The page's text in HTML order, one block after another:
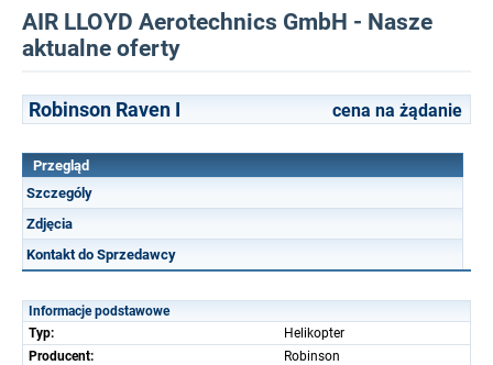
AIR LLOYD Aerotechnics GmbH - Nasze
aktualne oferty
Robinson Raven I cena na żądanie
Przegląd
Szczególy
Zdjęcia
Kontakt do Sprzedawcy
Informacje podstawowe
Typ:
Helikopter
Producent:
Robinson